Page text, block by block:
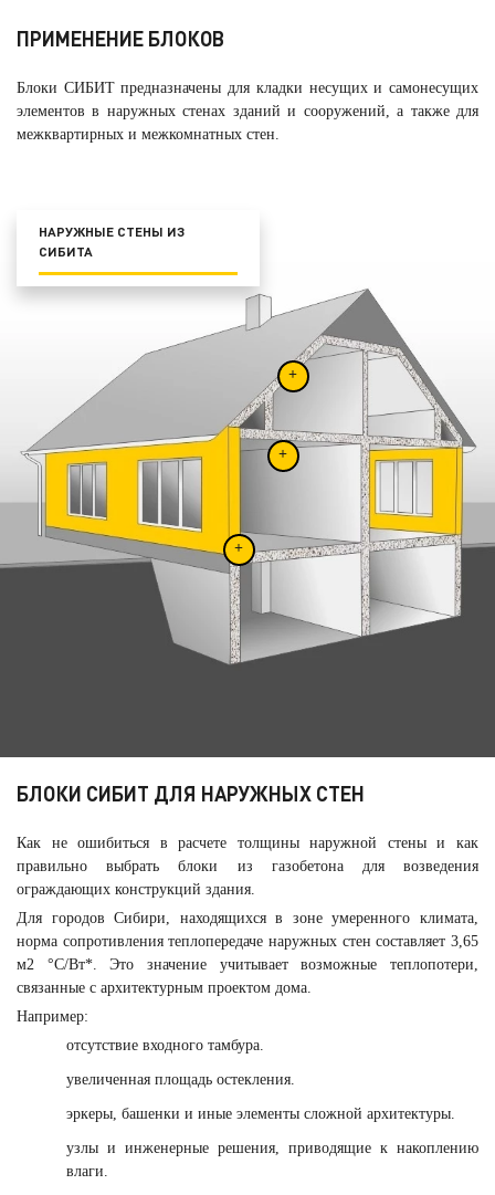
Завод СИБИТ выпускает стеновые блоки, имеющие
Выпускаются блоки по толщине:
100 мм, 120 мм, 150 мм для внутренних перегородок.
ПРИМЕНЕНИЕ БЛОКОВ
Блоки СИБИТ предназначены для кладки несущих и самонесущих
элементов в наружных стенах зданий и сооружений, а также для
межквартирных и межкомнатных стен.
НАРУЖНЫЕ СТЕНЫ ИЗ
СИБИТА
+
+
+
БЛОКИ СИБИТ ДЛЯ НАРУЖНЫХ СТЕН
Как не ошибиться в расчете толщины наружной стены и как
правильно выбрать блоки из газобетона для возведения
ограждающих конструкций здания.
Для городов Сибири, находящихся в зоне умеренного климата,
норма сопротивления теплопередаче наружных стен составляет 3,65
м2 °С/Вт*. Это значение учитывает возможные теплопотери,
связанные с архитектурным проектом дома.
Например:
отсутствие входного тамбура.
увеличенная площадь остекления.
эркеры, башенки и иные элементы сложной архитектуры.
узлы и инженерные решения, приводящие к накоплению
влаги.